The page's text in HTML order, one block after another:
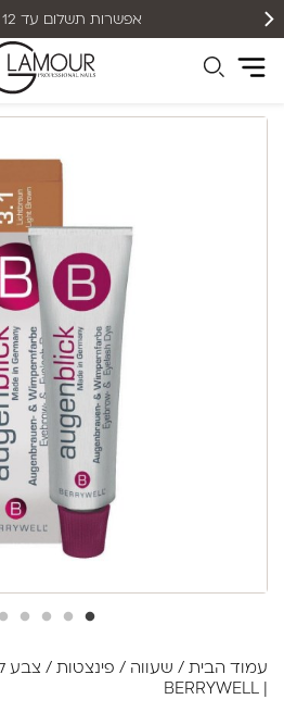
אפשרות תשלום עד 12 תשלומים
עמוד הבית / שעווה / פינצטות